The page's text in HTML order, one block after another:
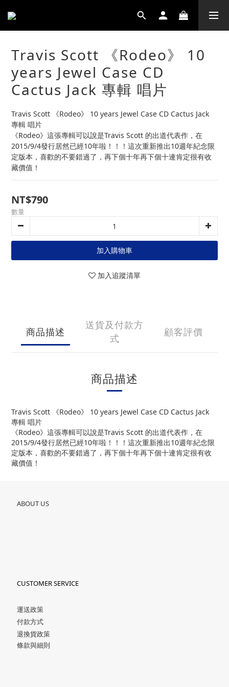
Travis Scott 《Rodeo》 10
years Jewel Case CD
Cactus Jack 專輯 唱片
Travis Scott 《Rodeo》 10 years Jewel Case CD Cactus Jack
專輯 唱片
《Rodeo》這張專輯可以說是Travis Scott 的出道代表作，在
2015/9/4發行居然已經10年啦！！！這次重新推出10週年紀念限
定版本，喜歡的不要錯過了，再下個十年再下個十連肯定很有收
藏價值！
NT$790
數量
加入購物車
加入追蹤清單
商品描述
送貨及付款方
式
顧客評價
商品描述
Travis Scott 《Rodeo》 10 years Jewel Case CD Cactus Jack
專輯 唱片
《Rodeo》這張專輯可以說是Travis Scott 的出道代表作，在
2015/9/4發行居然已經10年啦！！！這次重新推出10週年紀念限
定版本，喜歡的不要錯過了，再下個十年再下個十連肯定很有收
藏價值！
ABOUT US
CUSTOMER SERVICE
運送政策
付款方式
退換貨政策
條款與細則